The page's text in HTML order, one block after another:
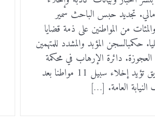
تجديد حبس الباحث سمير
من المواطنين على ذمة قضايا
حكمبالسجن المؤبد والمشدد للمتهمين
دائرة الإرهاب في محكمة
جنايات الزقازيق تؤيد إخلاء سبيل 11 مواطنا بعد
العامة. […]